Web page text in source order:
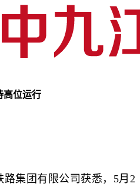
高位运行
集团有限公司获悉，5月2